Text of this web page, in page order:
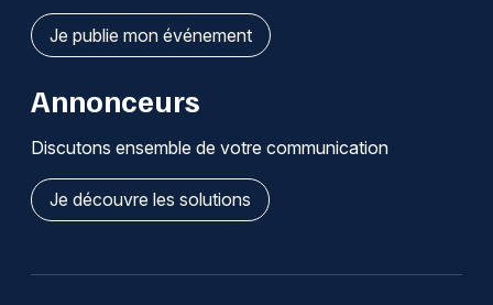
Je publie mon événement
Annonceurs
Discutons ensemble de votre communication
Je découvre les solutions